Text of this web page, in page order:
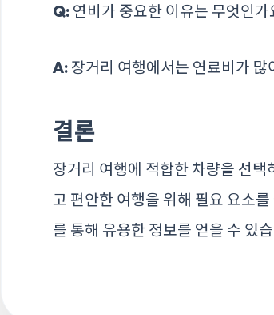
Q: 연비가 중요한 이유는 무엇인가
A: 장거리 여행에서는 연료비가
결론
장거리 여행에 적합한 차량을 선
고 편안한 여행을 위해 필요 요소
를 통해 유용한 정보를 얻을 수 있